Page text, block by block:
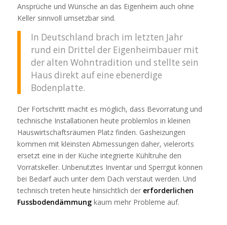
Ansprüche und Wünsche an das Eigenheim auch ohne
Keller sinnvoll umsetzbar sind.
In Deutschland brach im letzten Jahr
rund ein Drittel der Eigenheimbauer mit
der alten Wohntradition und stellte sein
Haus direkt auf eine ebenerdige
Bodenplatte.
Der Fortschritt macht es möglich, dass Bevorratung und
technische Installationen heute problemlos in kleinen
Hauswirtschaftsräumen Platz finden. Gasheizungen
kommen mit kleinsten Abmessungen daher, vielerorts
ersetzt eine in der Küche integrierte Kühltruhe den
Vorratskeller. Unbenutztes Inventar und Sperrgut können
bei Bedarf auch unter dem Dach verstaut werden. Und
technisch treten heute hinsichtlich der erforderlichen
Fussbodendämmungkaum mehr Probleme auf.